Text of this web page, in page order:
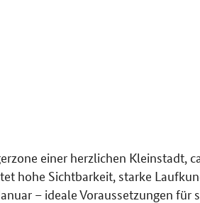
einer herzlichen Kleinstadt,
hohe Sichtbarkeit, starke
– ideale Voraussetzungen für